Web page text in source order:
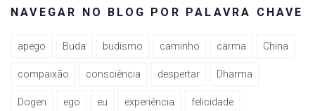
NAVEGAR NO BLOG POR PALAVRA CHAVE
apego Buda budismo caminho carma China
compaixão consciência despertar Dharma
Dogen ego eu experiência felicidade